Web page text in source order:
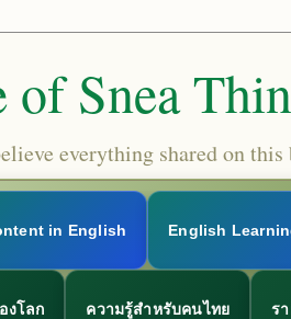
Snea
everything shared on
in English English
งโลก ความรู้สำหรับคนไทย ร